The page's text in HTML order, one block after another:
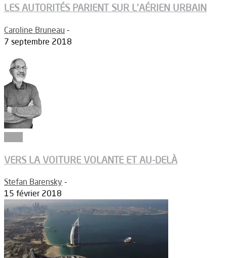
LES AUTORITÉS PARIENT SUR L’AÉRIEN URBAIN
Caroline Bruneau -
7 septembre 2018
VERS LA VOITURE VOLANTE ET AU-DELÀ
Stefan Barensky -
15 février 2018